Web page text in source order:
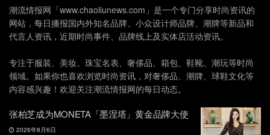
潮流情报网「www.chaoliunews.com」是一个专门分享时尚资讯的
网站，每日播报国内外知名品牌、小众设计师品牌、潮牌等新品和
代言人资讯，近期时尚事件、品牌线上及实体店活动资讯。
专注于服装、美妆、珠宝名表、奢侈品、箱包、鞋靴、潮玩等时尚
领域。如果你也喜欢浏览时尚资讯，对奢侈品、潮牌、球鞋文化等
内容感兴趣！欢迎关注潮流情报网的每日动态。
张柏芝成为MONETA「墨涅塔」黄金品牌大使
2026年8月6日